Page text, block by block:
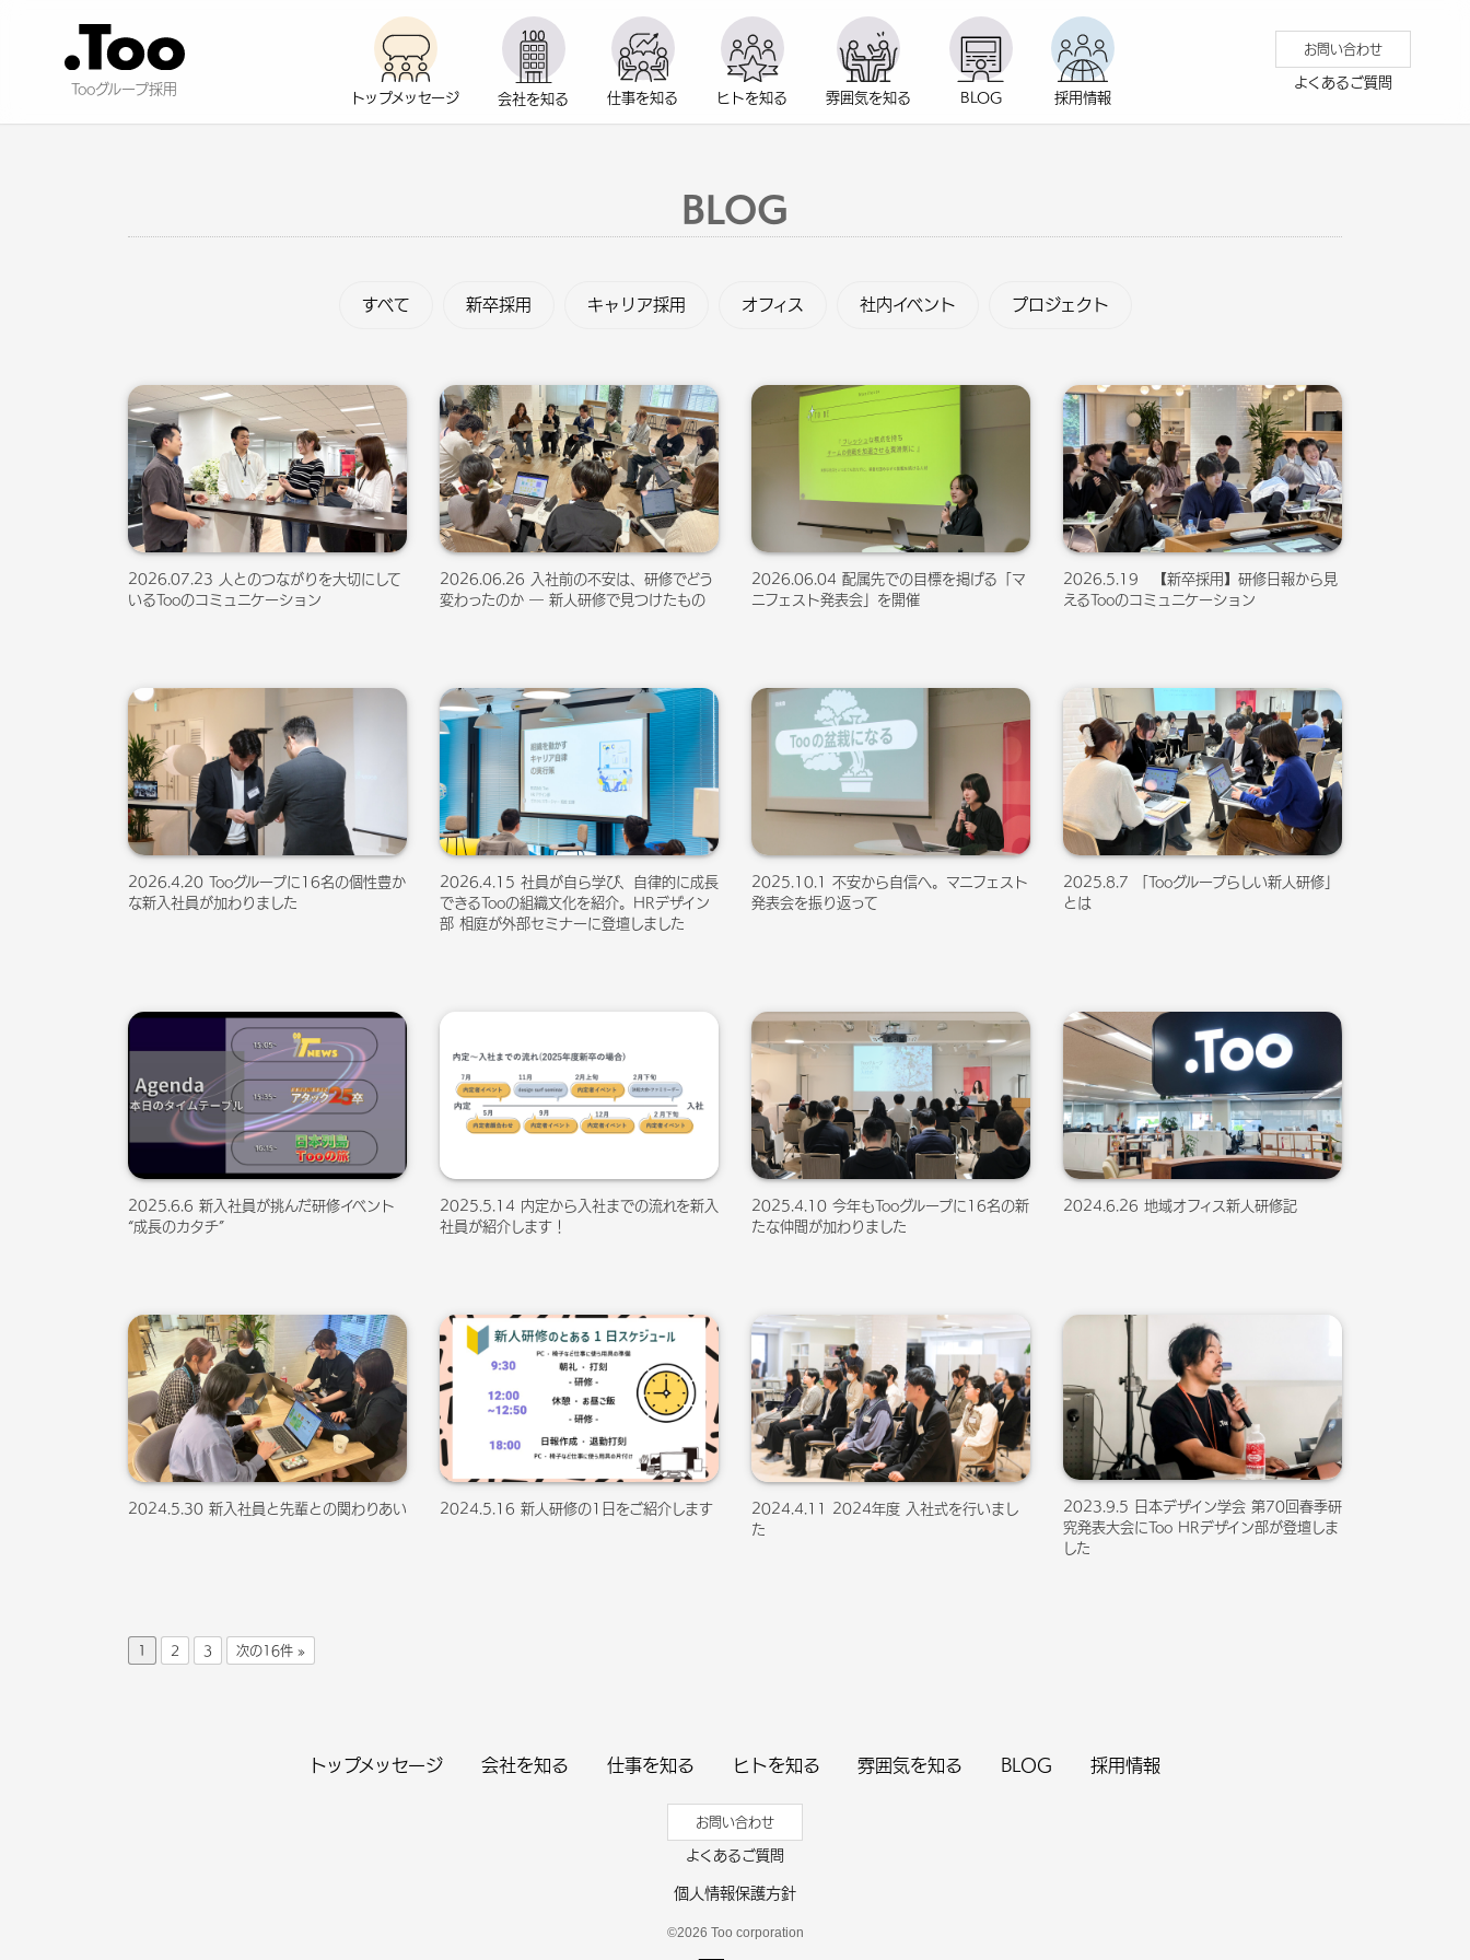
Tooグループ採用
トップメッセージ 会社を知る 仕事を知る ヒトを知る 雰囲気を知る BLOG 採用情報
お問い合わせ
よくあるご質問
BLOG
すべて 新卒採用 キャリア採用 オフィス 社内イベント プロジェクト
2026.07.23 人とのつながりを大切にして
いるTooのコミュニケーション
2026.06.26 入社前の不安は、研修でどう
変わったのか ― 新人研修で見つけたもの
2026.06.04 配属先での目標を掲げる「マ
ニフェスト発表会」を開催
2026.5.19 【新卒採用】研修日報から見
えるTooのコミュニケーション
2026.4.20 Tooグループに16名の個性豊か
な新入社員が加わりました
2026.4.15 社員が自ら学び、自律的に成長
できるTooの組織文化を紹介。HRデザイン
部 相庭が外部セミナーに登壇しました
2025.10.1 不安から自信へ。マニフェスト
発表会を振り返って
2025.8.7 「Tooグループらしい新人研修」
とは
2025.6.6 新入社員が挑んだ研修イベント
“成長のカタチ”
2025.5.14 内定から入社までの流れを新入
社員が紹介します！
2025.4.10 今年もTooグループに16名の新
たな仲間が加わりました
2024.6.26 地域オフィス新人研修記
2024.5.30 新入社員と先輩との関わりあい 2024.5.16 新人研修の1日をご紹介します
2024.4.11 2024年度 入社式を行いまし
た
2023.9.5 日本デザイン学会 第70回春季研
究発表大会にToo HRデザイン部が登壇しま
した
1 2 3 次の16件 »
トップメッセージ 会社を知る 仕事を知る ヒトを知る 雰囲気を知る BLOG 採用情報
お問い合わせ
よくあるご質問
個人情報保護方針
©2026 Too corporation